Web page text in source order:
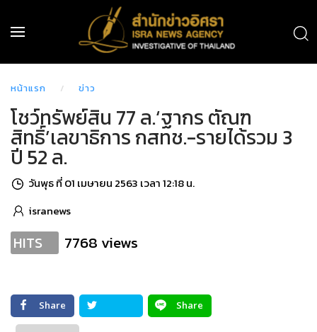
หน้าแรก ข่าว
โชว์ทรัพย์สิน 77 ล.‘ฐากร ตัณฑ
สิทธิ์’เลขาธิการ กสทช.-รายได้รวม 3
ปี 52 ล.
วันพุธ ที่ 01 เมษายน 2563 เวลา 12:18 น.
isranews
HITS 7768 views
Share
Share